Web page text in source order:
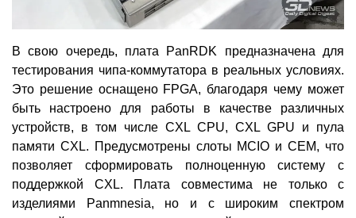
В свою очередь, плата PanRDK предназначена для
тестирования чипа-коммутатора в реальных условиях.
Это решение оснащено FPGA, благодаря чему может
быть настроено для работы в качестве различных
устройств, в том числе CXL CPU, CXL GPU и пула
памяти CXL. Предусмотрены слоты MCIO и CEM, что
позволяет сформировать полноценную систему с
поддержкой CXL. Плата совместима не только с
изделиями Panmnesia, но и с широким спектром